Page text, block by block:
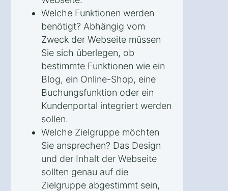
Welche Funktionen werden
benötigt? Abhängig vom
Zweck der Webseite müssen
Sie sich überlegen, ob
bestimmte Funktionen wie ein
Blog, ein Online-Shop, eine
Buchungsfunktion oder ein
Kundenportal integriert werden
sollen.
Welche Zielgruppe möchten
Sie ansprechen? Das Design
und der Inhalt der Webseite
sollten genau auf die
Zielgruppe abgestimmt sein,